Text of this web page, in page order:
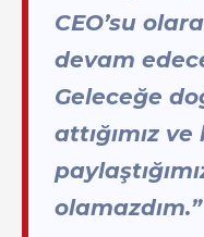
CEO’su
devam
Geleceğe
attığımız
olamazdım.”